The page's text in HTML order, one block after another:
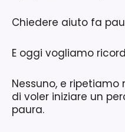
Chiedere aiuto fa
E oggi vogliamo
Nessuno, e ripetiamo
di voler iniziare un
paura.